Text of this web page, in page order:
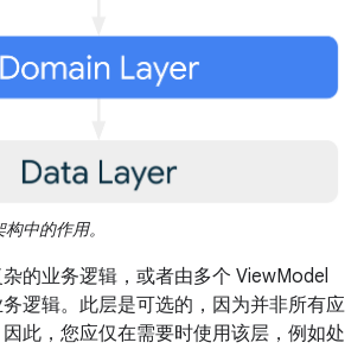
中的作用。
的业务逻辑，或者由多个 ViewModel
逻辑。此层是可选的，因为并非所有应
此，您应仅在需要时使用该层，例如处